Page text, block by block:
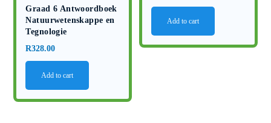
Graad 6 Antwoordboek
Natuurwetenskappe en
Tegnologie
R328.00
Add to cart
Add to cart